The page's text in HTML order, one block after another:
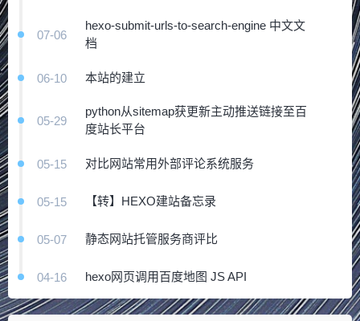
07-06
hexo-submit-urls-to-search-engine 中文文
档
06-10 本站的建立
05-29
python从sitemap获更新主动推送链接至百
度站长平台
05-15 对比网站常用外部评论系统服务
05-15 【转】HEXO建站备忘录
05-07 静态网站托管服务商评比
04-16 hexo网页调用百度地图 JS API